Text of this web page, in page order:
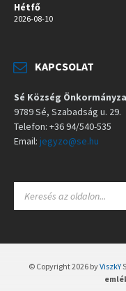
Hétfő
2026-08-10
KAPCSOLAT
Sé Község
9789 Sé, Szabadság u. 29.
Telefon: +36 94/540-535
Email: jegyzo@se.hu
A
© Copyright 2026 byViszkY